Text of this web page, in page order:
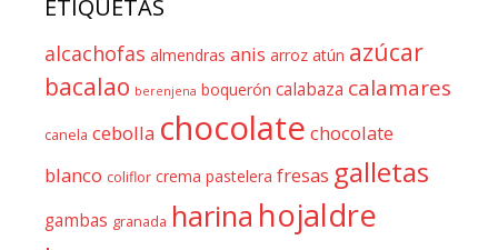
ETIQUETAS
alcachofas almendras anis arroz atún azúcar
bacalao berenjena boquerón calabaza calamares
canela cebolla chocolate chocolate
blanco coliflor crema pastelera fresas galletas
gambas granada harina hojaldre